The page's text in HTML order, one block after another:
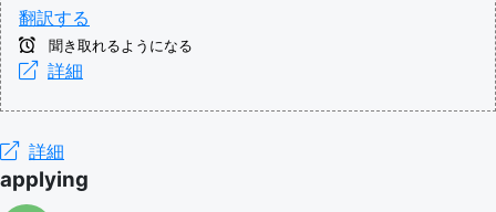
翻訳する
聞き取れるようになる
詳細
詳細
applying